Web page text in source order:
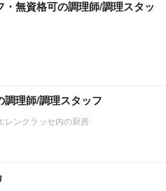
無資格可の調理師/調理スタッ
理師/調理スタッフ
レンクラッセ内の厨房